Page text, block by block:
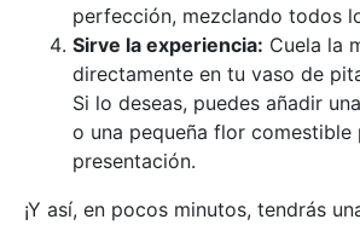
perfección, mezclando todos
Sirve la experiencia: Cuela la
directamente en tu vaso de
Si lo deseas, puedes añadir
o una pequeña flor comestible
presentación.
¡Y así, en pocos minutos, tendrás